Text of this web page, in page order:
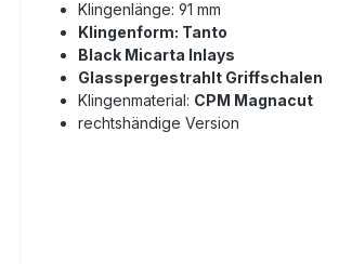
Klingenlänge: 91 mm
Klingenform: Tanto
Black Micarta Inlays
Glasspergestrahlt Griffschalen
Klingenmaterial: CPM Magnacut
rechtshändige Version